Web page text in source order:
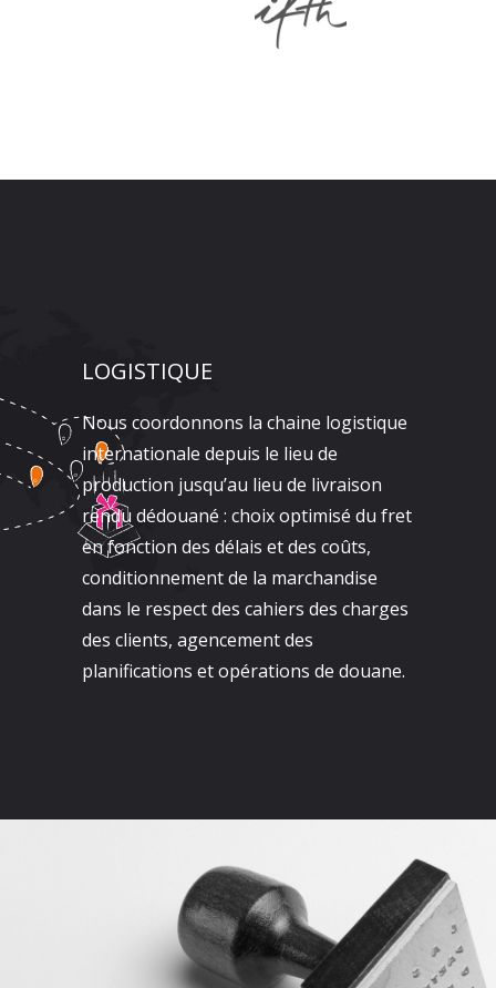
LOGISTIQUE
Nous coordonnons la chaine logistique
internationale depuis le lieu de
production jusqu’au lieu de livraison
rendu dédouané : choix optimisé du fret
en fonction des délais et des coûts,
conditionnement de la marchandise
dans le respect des cahiers des charges
des clients, agencement des
planifications et opérations de douane.